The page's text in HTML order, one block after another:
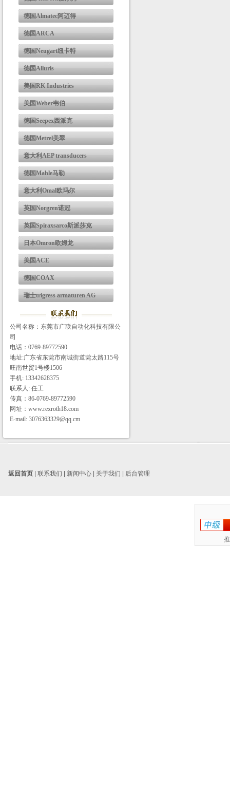
德国Almatec阿迈得
德国ARCA
德国Neugart纽卡特
德国Alluris
美国RK Industries
美国Weber韦伯
德国Seepex西派克
德国Metrel美翠
意大利AEP transducers
德国Mahle马勒
意大利Omal欧玛尔
英国Norgren诺冠
英国Spiraxsarco斯派莎克
日本Omron欧姆龙
美国ACE
德国COAX
瑞士trigress armaturen AG
公司名称：东莞市广联自动化科技有限公
司
电话：0769-89772590
地址:广东省东莞市南城街道莞太路115号
旺南世贸1号楼1506
手机: 13342628375
联系人: 任工
传真：86-0769-89772590
网址：www.rexroth18.com
E-mail: 3076363329@qq.cm
返回首页 联系我们 新闻中心 关于我们 后台管理